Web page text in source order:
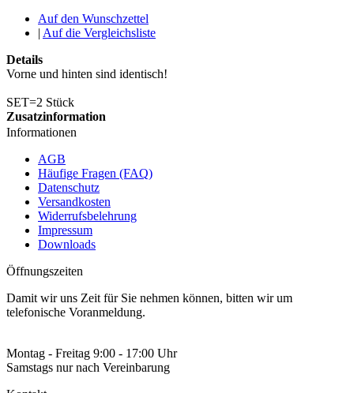
Auf den Wunschzettel
| Auf die Vergleichsliste
Details
Vorne und hinten sind identisch!
SET=2 Stück
Zusatzinformation
Informationen
AGB
Häufige Fragen (FAQ)
Datenschutz
Versandkosten
Widerrufsbelehrung
Impressum
Downloads
Öffnungszeiten
Damit wir uns Zeit für Sie nehmen können, bitten wir um
telefonische Voranmeldung.
Montag - Freitag 9:00 - 17:00 Uhr
Samstags nur nach Vereinbarung